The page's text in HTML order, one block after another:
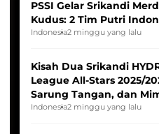
PSSI Gelar Srikandi
Kudus: 2 Tim Putri
Tim Asia
Indonesia2 minggu yang lalu
Kisah Dua Srikandi
League All-Stars 2025/
Sarung Tangan, dan
Pernah Padam
Indonesia2 minggu yang lalu